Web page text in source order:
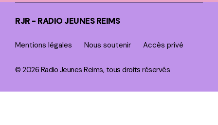
RJR - RADIO JEUNES REIMS
Mentions légales Nous soutenir Accès privé
© 2026 Radio Jeunes Reims, tous droits réservés